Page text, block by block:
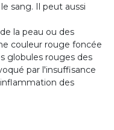
sang. Il peut aussi
la peau ou des
couleur rouge foncée
globules rouges des
par l'insuffisance
des